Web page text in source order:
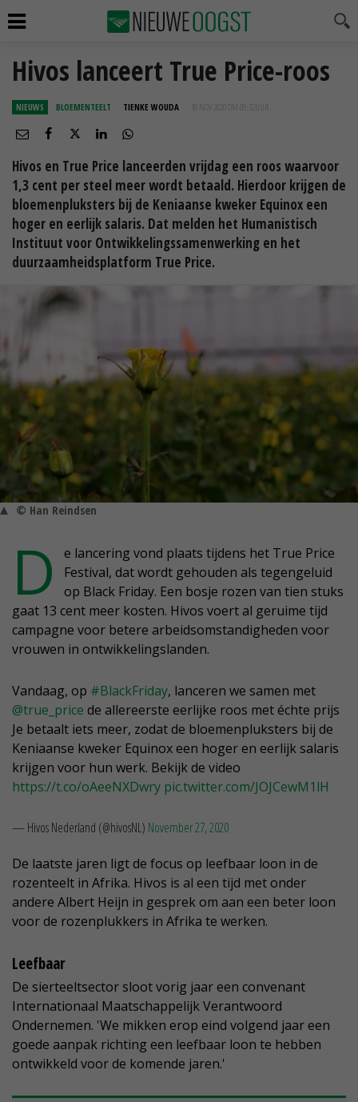
Hivos lanceert True Price-roos
NIEUWS BLOEMENTEELT TIENKE WOUDA 30 NOV 2020 OM 09:32
Hivos en True Price lanceerden vrijdag een roos waarvoor
1,3 cent per steel meer wordt betaald. Hierdoor krijgen de
bloemenpluksters bij de Keniaanse kweker Equinox een
hoger en eerlijk salaris. Dat melden het Humanistisch
Instituut voor Ontwikkelingssamenwerking en het
duurzaamheidsplatform True Price.
© Han Reindsen
D
e lancering vond plaats tijdens het True Price
Festival, dat wordt gehouden als tegengeluid
op Black Friday. Een bosje rozen van tien stuks
gaat 13 cent meer kosten. Hivos voert al geruime tijd
campagne voor betere arbeidsomstandigheden voor
vrouwen in ontwikkelingslanden.
Vandaag, op #BlackFriday, lanceren we samen met
@true_price de allereerste eerlijke roos met échte prijs
Je betaalt iets meer, zodat de bloemenpluksters bij de
Keniaanse kweker Equinox een hoger en eerlijk salaris
krijgen voor hun werk. Bekijk de video
https://t.co/oAeeNXDwry pic.twitter.com/JOJCewM1lH
— Hivos Nederland (@hivosNL) November 27, 2020
De laatste jaren ligt de focus op leefbaar loon in de
rozenteelt in Afrika. Hivos is al een tijd met onder
andere Albert Heijn in gesprek om aan een beter loon
voor de rozenplukkers in Afrika te werken.
Leefbaar
De sierteeltsector sloot vorig jaar een convenant
Internationaal Maatschappelijk Verantwoord
Ondernemen. 'We mikken erop eind volgend jaar een
goede aanpak richting een leefbaar loon te hebben
ontwikkeld voor de komende jaren.'